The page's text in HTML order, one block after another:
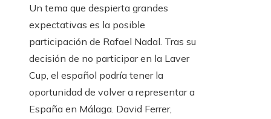
Un tema que despierta grandes
expectativas es la posible
participación de Rafael Nadal. Tras su
decisión de no participar en la Laver
Cup, el español podría tener la
oportunidad de volver a representar a
España en Málaga. David Ferrer,